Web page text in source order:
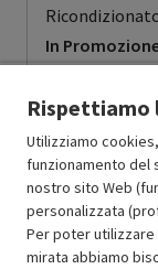
In
Approfitta
Rispettiamo
Utilizziamo
funzionamento del
nostro sito Web
personalizzata
Per poter
mirata abbiamo